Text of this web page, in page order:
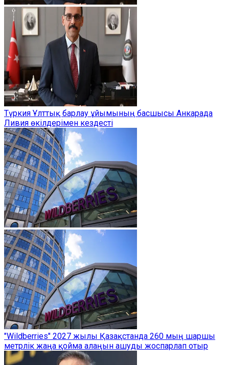
Түркия Ұлттық барлау ұйымының басшысы Анкарада
Ливия өкілдерімен кездесті
"Wildberries" 2027 жылы Қазақстанда 260 мың шаршы
метрлік жаңа қойма алаңын ашуды жоспарлап отыр